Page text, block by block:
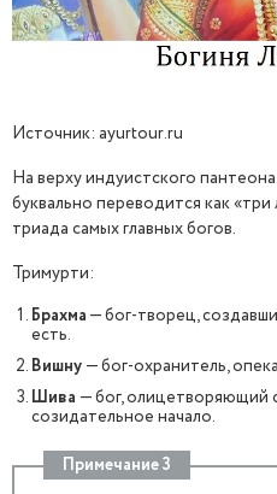
Источник: ayurtour.ru
На верху индуистского
буквально переводится как
триада самых главных богов.
Тримурти:
Брахма — бог-творец,
есть.
Вишну — бог-охранитель,
Шива — бог, олицетворяющий
созидательное начало.
Примечание 3